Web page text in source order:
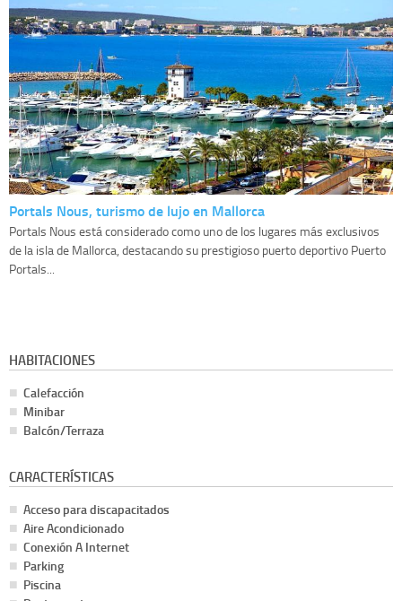
Portals Nous, turismo de lujo en Mallorca
Portals Nous está considerado como uno de los lugares más exclusivos
de la isla de Mallorca, destacando su prestigioso puerto deportivo Puerto
Portals...
HABITACIONES
Calefacción
Minibar
Balcón/Terraza
CARACTERÍSTICAS
Acceso para discapacitados
Aire Acondicionado
Conexión A Internet
Parking
Piscina